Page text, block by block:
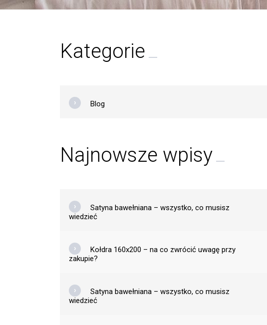
Kategorie
Blog
Najnowsze wpisy
Satyna bawełniana – wszystko, co musisz
wiedzieć
Kołdra 160x200 – na co zwrócić uwagę przy
zakupie?
Satyna bawełniana – wszystko, co musisz
wiedzieć